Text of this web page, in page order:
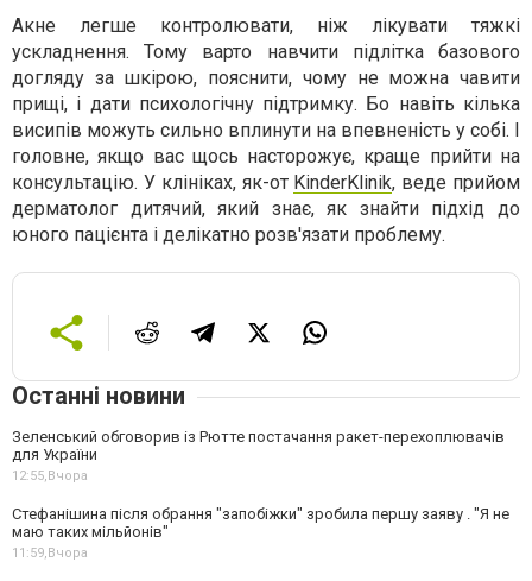
Акне легше контролювати, ніж лікувати тяжкі
ускладнення. Тому варто навчити підлітка базового
догляду за шкірою, пояснити, чому не можна чавити
прищі, і дати психологічну підтримку. Бо навіть кілька
висипів можуть сильно вплинути на впевненість у собі. І
головне, якщо вас щось насторожує, краще прийти на
консультацію. У клініках, як-от KinderKlinik, веде прийом
дерматолог дитячий, який знає, як знайти підхід до
юного пацієнта і делікатно розв'язати проблему.
Останні новини
Зеленський обговорив із Рютте постачання ракет-перехоплювачів
для України
12:55,Вчора
Стефанішина після обрання "запобіжки" зробила першу заяву . "Я не
маю таких мільйонів"
11:59,Вчора